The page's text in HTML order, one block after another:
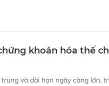
khoán hóa thế
và dài hạn ngày càng lớn,